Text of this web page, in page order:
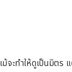
จะทำให้ดูเป็นมิต